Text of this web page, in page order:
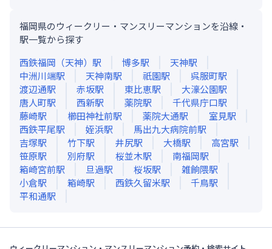
福岡県のウィークリー・マンスリーマンションを沿線・
駅一覧から探す
西鉄福岡（天神） 駅 博多駅 天神駅
中洲川端駅 天神南駅 祇園駅 呉服町駅
渡辺通駅 赤坂駅 東比恵駅 大濠公園駅
唐人町駅 西新駅 薬院駅 千代県庁口駅
藤崎駅 櫛田神社前駅 薬院大通駅 室見駅
西鉄平尾駅 姪浜駅 馬出九大病院前駅
吉塚駅 竹下駅 井尻駅 大橋駅 高宮駅
笹原駅 別府駅 桜並木駅 南福岡駅
箱崎宮前駅 旦過駅 桜坂駅 雑餉隈駅
小倉駅 箱崎駅 西鉄久留米駅 千鳥駅
平和通駅